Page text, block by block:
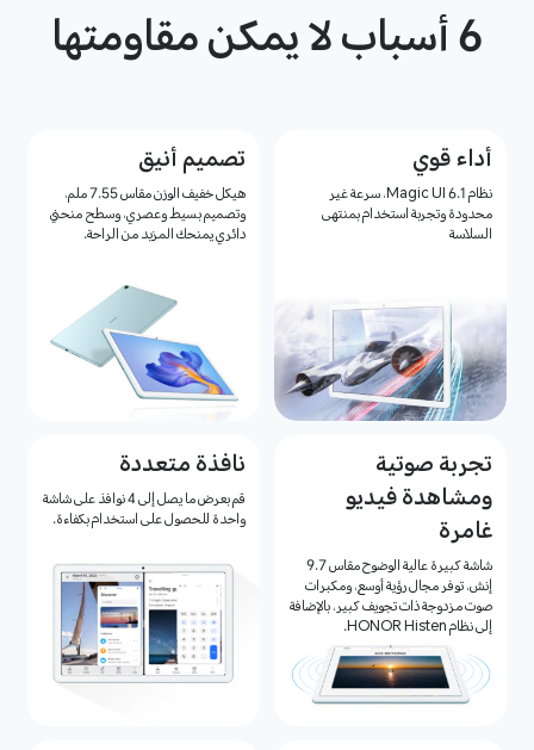
6 أسباب لا يمكن مقاومتها
أداء قوي
نظام Magic UI 6.1، سرعة غير
محدودة وتجربة استخدام بمنتهى
السلاسة
تصميم أنيق
هيكل خفيف الوزن مقاس 7.55 ملم،
وتصميم بسيط وعصري، وسطح منحني
دائري يمنحك المزيد من الراحة.
تجربة صوتية
ومشاهدة فيديو
غامرة
شاشة كبيرة عالية الوضوح مقاس 9.7
إنش، توفر مجال رؤية أوسع، ومكبرات
صوت مزدوجة ذات تجويف كبير، بالإضافة
إلى نظام HONOR Histen.
نافذة متعددة
قم بعرض ما يصل إلى 4 نوافذ على شاشة
واحدة للحصول على استخدام بكفاءة.